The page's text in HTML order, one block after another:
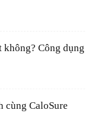
Công dụng
cùng CaloSure